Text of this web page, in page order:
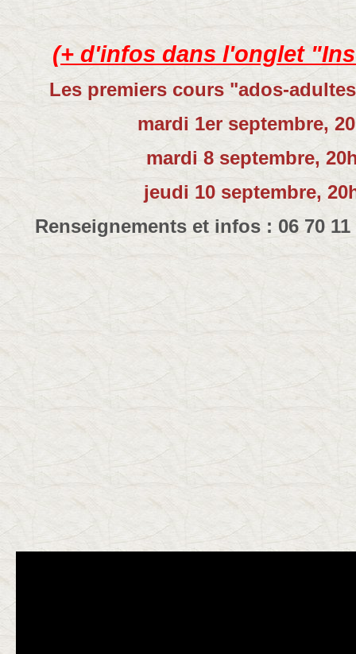
(+ d'infos dans l'onglet
Les premiers cours "ados-
mardi 1er septembre,
mardi 8 septembre,
jeudi 10 septembre,
Renseignements et infos : 06 70